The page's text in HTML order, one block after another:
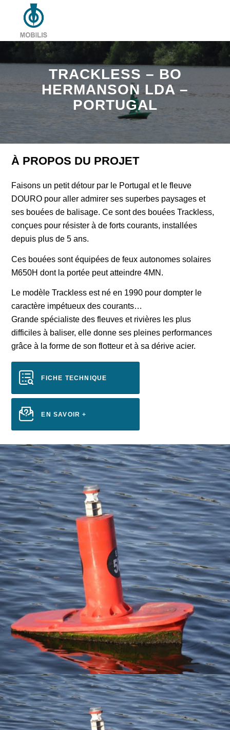
TRACKLESS – BO
HERMANSON LDA –
PORTUGAL
À PROPOS DU PROJET
Faisons un petit détour par le Portugal et le fleuve
DOURO pour aller admirer ses superbes paysages et
ses bouées de balisage. Ce sont des bouées Trackless,
conçues pour résister à de forts courants, installées
depuis plus de 5 ans.
Ces bouées sont équipées de feux autonomes solaires
M650H dont la portée peut atteindre 4MN.
Le modèle Trackless est né en 1990 pour dompter le
caractère impétueux des courants…
Grande spécialiste des fleuves et rivières les plus
difficiles à baliser, elle donne ses pleines performances
grâce à la forme de son flotteur et à sa dérive acier.
FICHE TECHNIQUE
EN SAVOIR +